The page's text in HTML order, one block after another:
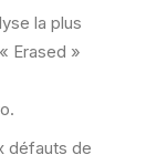
la plus
Erased »
défauts de